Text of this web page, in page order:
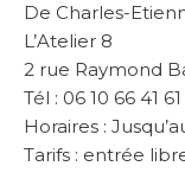
De Charles-
L’Atelier 8
2 rue Raymond
Tél : 06 10 66 41 61
Horaires :
Tarifs : entrée